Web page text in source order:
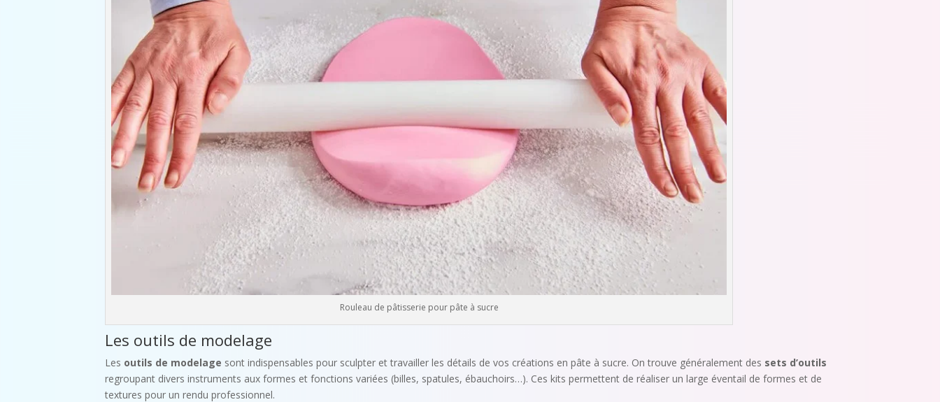
Rouleau de pâtisserie pour pâte à sucre
Les outils de modelage
Les outils de modelage sont indispensables pour sculpter et travailler les détails de vos créations en pâte à sucre. On trouve généralement des sets d’outils
regroupant divers instruments aux formes et fonctions variées (billes, spatules, ébauchoirs…). Ces kits permettent de réaliser un large éventail de formes et de
textures pour un rendu professionnel.